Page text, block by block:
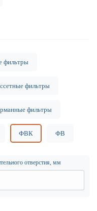
фильтры
фильтры
фильтры
ФВК ФВ
отверстия, мм